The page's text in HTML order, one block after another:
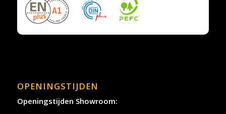
OPENINGSTIJDEN
Openingstijden Showroom: